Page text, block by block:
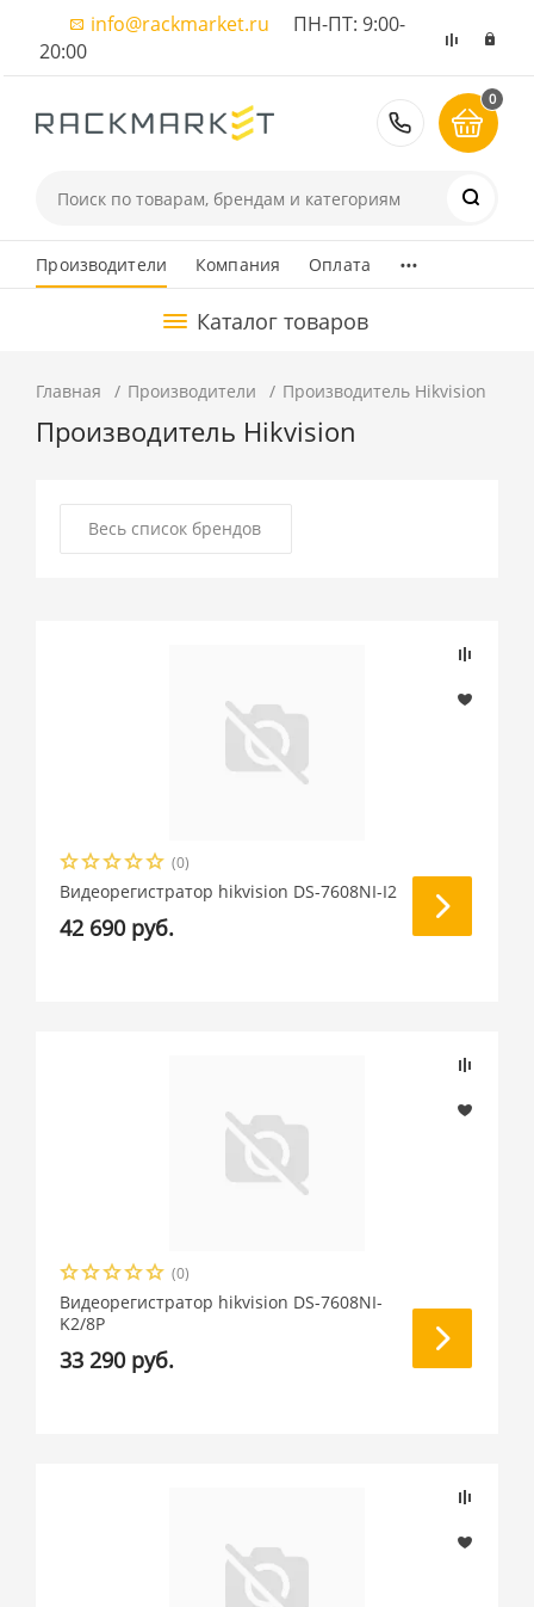
info@rackmarket.ru ПН-ПТ: 9:00-
20:00
8 (495)
0
Производители Компания Оплата ...
Каталог товаров
Главная Производители Производитель Hikvision
Производитель Hikvision
Весь список брендов
(0)
Видеорегистратор hikvision DS-7608NI-I2
42 690 руб.
(0)
Видеорегистратор hikvision DS-7608NI-
K2/8P
33 290 руб.